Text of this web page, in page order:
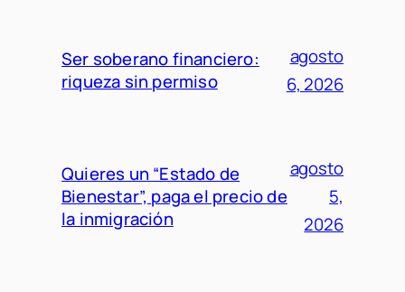
Ser soberano financiero:
riqueza sin permiso
agosto
6, 2026
Quieres un “Estado de
Bienestar”, paga el precio de
la inmigración
agosto
5,
2026